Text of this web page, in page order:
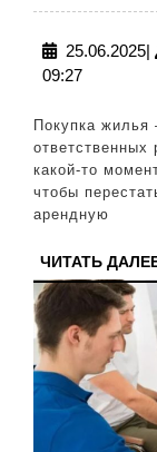
25.06.2025|
09:27
Покупка жилья
какой-то
чтобы
арендную
ЧИТАТЬ